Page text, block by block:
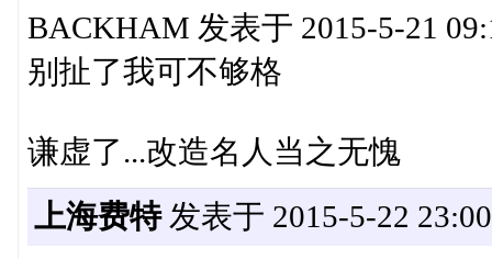
BACKHAM 发表于 2015-5-21
别扯了我可不够格
谦虚了...改造名人当之无愧
上海费特发表于 2015-5-22